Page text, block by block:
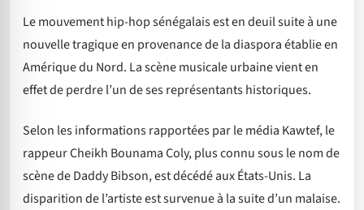
Le mouvement hip-hop sénégalais est en deuil suite à une
nouvelle tragique en provenance de la diaspora établie en
Amérique du Nord. La scène musicale urbaine vient en
effet de perdre l’un de ses représentants historiques.
Selon les informations rapportées par le média Kawtef, le
rappeur Cheikh Bounama Coly, plus connu sous le nom de
scène de Daddy Bibson, est décédé aux États-Unis. La
disparition de l’artiste est survenue à la suite d’un malaise.